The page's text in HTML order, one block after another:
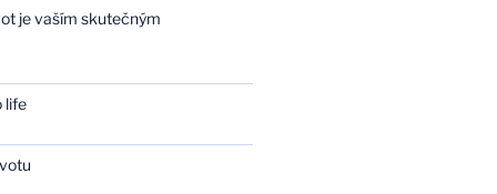
je vaším skutečným
life